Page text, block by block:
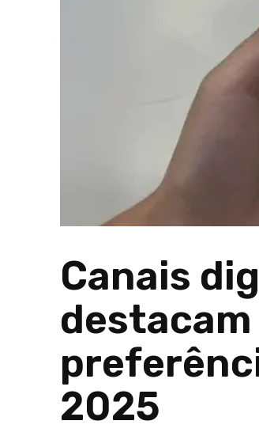
Canais
destacam
2025